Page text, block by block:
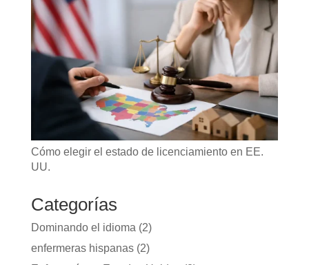
Cómo elegir el estado de licenciamiento en EE.
UU.
Categorías
Dominando el idioma (2)
enfermeras hispanas(2)